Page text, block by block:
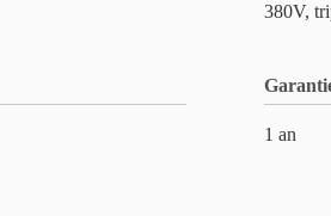
380V,
1 an